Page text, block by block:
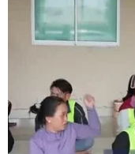
Thông điệp
02/08/2014 05:59
Bằng việc nhằm
Hậu, các quan